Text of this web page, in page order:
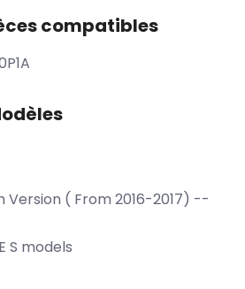
compatibles
Version ( From 2016-2017) --
S models